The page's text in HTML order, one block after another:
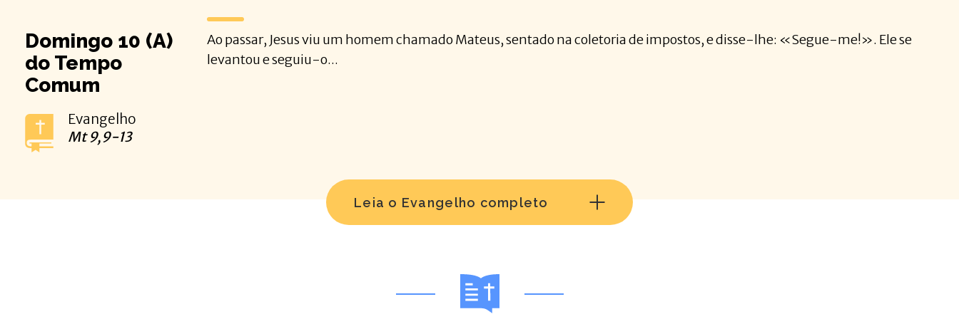
Domingo 10 (A)
do Tempo
Comum
Evangelho
Mt 9,9-13
Ao passar, Jesus viu um homem chamado Mateus, sentado na coletoria de impostos, e disse-lhe: «Segue-me!». Ele se
levantou e seguiu-o...
Leia o Evangelho completo